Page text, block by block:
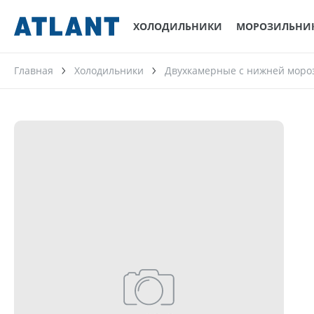
ХОЛОДИЛЬНИКИ
Главная Холодильники Двухкамерные с нижней